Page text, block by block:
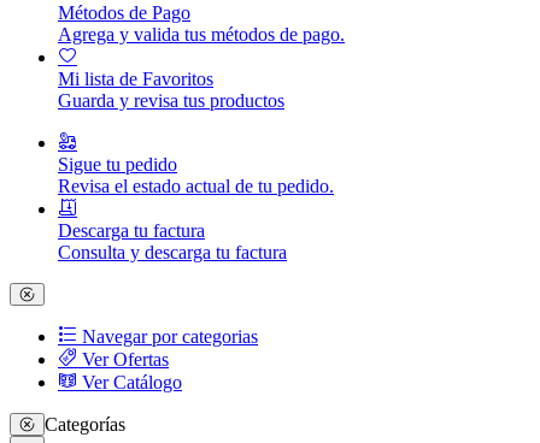
Métodos de Pago
Agrega y valida tus métodos de pago.
Mi lista de Favoritos
Guarda y revisa tus productos
Sigue tu pedido
Revisa el estado actual de tu pedido.
Descarga tu factura
Consulta y descarga tu factura
Navegar por categorias
Ver Ofertas
Ver Catálogo
Categorías